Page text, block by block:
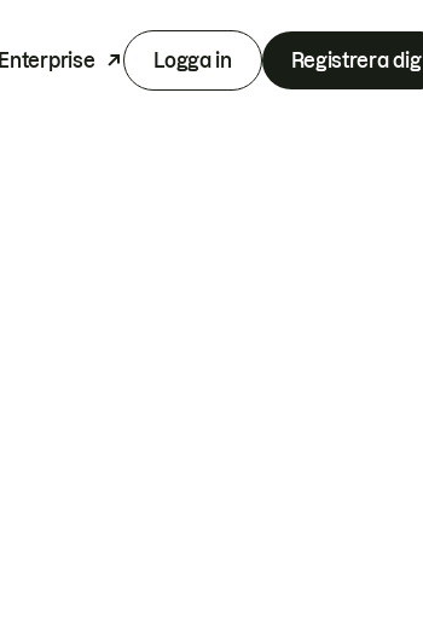
Enterprise Logga in Registrera dig